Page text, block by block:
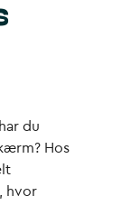
du
Hos
hvor